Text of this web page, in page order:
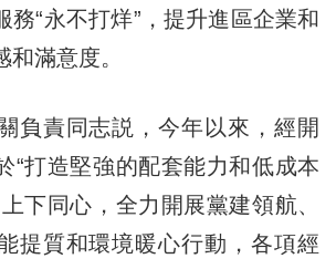
務“永不打烊”，提升進區企業和
和滿意度。
責同志説，今年以來，經開
“打造堅強的配套能力和低成本
下同心，全力開展黨建領航、
提質和環境暖心行動，各項經